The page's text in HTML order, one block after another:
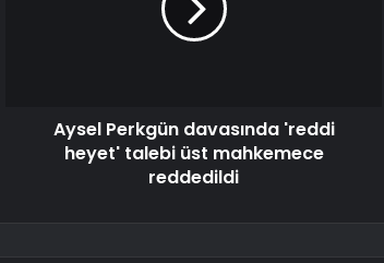
Aysel Perkgün davasında 'reddi
heyet' talebi üst mahkemece
reddedildi